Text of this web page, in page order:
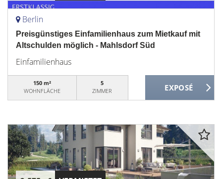
Berlin
Preisgünstiges Einfamilienhaus zum Mietkauf mit
Altschulden möglich - Mahlsdorf Süd
Einfamilienhaus
150 m²
WOHNFLÄCHE
5
ZIMMER